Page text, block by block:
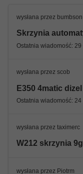
wysłana przez bumbson
wysłana przez scob
wysłana przez taximerc
W212 skrzynia 9g
wysłana przez Piotrm